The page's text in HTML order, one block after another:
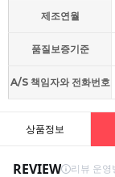
제조연월
품질보증기준
A/S 책임자와 전화번호
상품정보